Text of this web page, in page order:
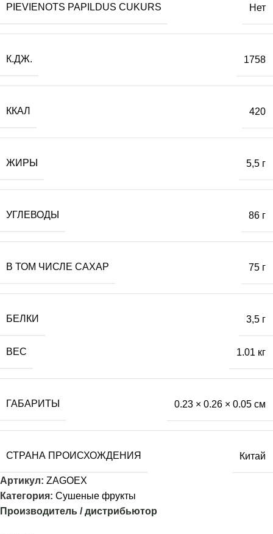
PIEVIENOTS PAPILDUS CUKURS Нет
К.ДЖ. 1758
ККАЛ 420
ЖИРЫ 5,5 г
УГЛЕВОДЫ 86 г
В ТОМ ЧИСЛЕ САХАР 75 г
БЕЛКИ 3,5 г
ВЕС 1.01 кг
ГАБАРИТЫ 0.23 × 0.26 × 0.05 см
СТРАНА ПРОИСХОЖДЕНИЯ Китай
Артикул: ZAGOEX
Категория: Сушеные фрукты
Производитель / дистрибьютор